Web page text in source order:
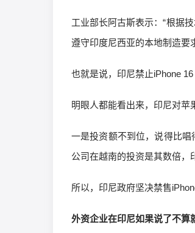
工业部长阿古斯表示：“根据
遵守印度尼西亚的本地制造要
也就是说，印尼禁止iPhone
明眼人都能看出来，印尼对苹
一是投资额不到位，说得比
公司在越南的投资是其数倍，
所以，印尼政府坚决禁售
外资企业在印尼如果说了不算